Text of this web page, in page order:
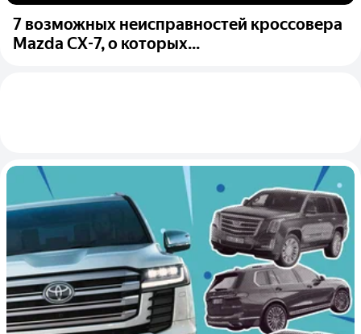
7 возможных неисправностей кроссовера
Mazda CX-7, о которых...